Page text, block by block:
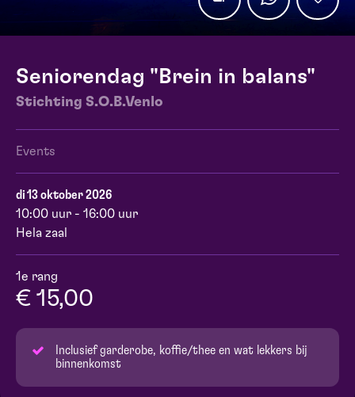
Seniorendag "Brein in balans"
Stichting S.O.B.Venlo
Events
di 13 oktober 2026
10:00 uur - 16:00 uur
Hela zaal
1e rang
€ 15,00
Inclusief garderobe, koffie/thee en wat lekkers bij
binnenkomst